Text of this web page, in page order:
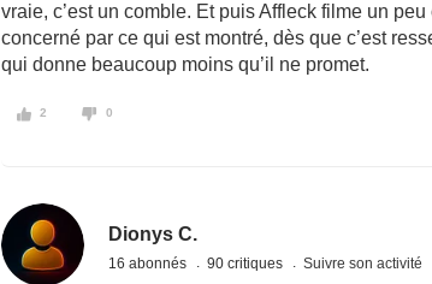
vraie, c’est un comble. Et puis Affleck filme un
concerné par ce qui est montré, dès que c’est
qui donne beaucoup moins qu’il ne promet.
2 0
Dionys C.
16 abonnés 90 critiques Suivre son activité